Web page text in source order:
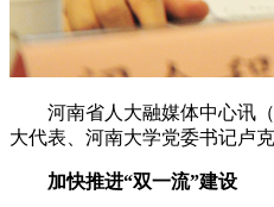
河南省人大融媒体中心讯（
大代表、河南大学党委书记卢
加快推进“双一流”建设